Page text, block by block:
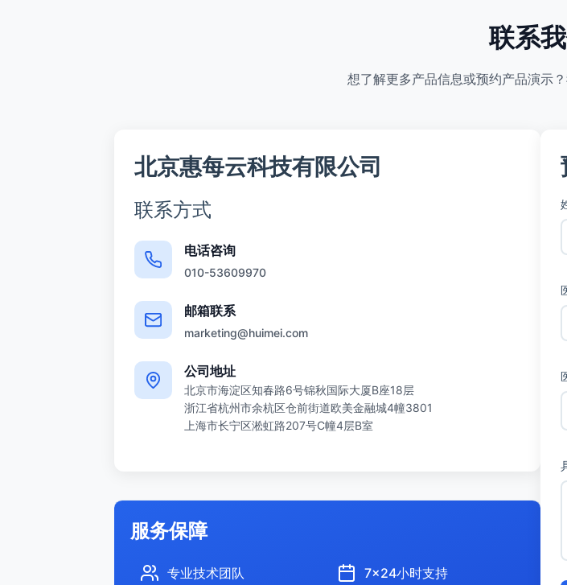
联系
想了解更多产品信息或预约产品演示
北京惠每云科技有限公司
联系方式
电话咨询
010-53609970
邮箱联系
marketing@huimei.com
公司地址
北京市海淀区知春路6号锦秋国际大厦B座18层
浙江省杭州市余杭区仓前街道欧美金融城4幢3801
上海市长宁区淞虹路207号C幢4层B室
服务保障
专业技术团队 7x24小时支持